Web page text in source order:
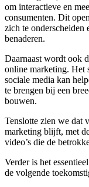
om interactieve en
consumenten. Dit
zich te
benaderen.
Daarnaast wordt ook
online marketing. Het
sociale media kan
te brengen bij een
bouwen.
Tenslotte zien we dat
marketing blijft, met
video’s die de
Verder is het
de volgende